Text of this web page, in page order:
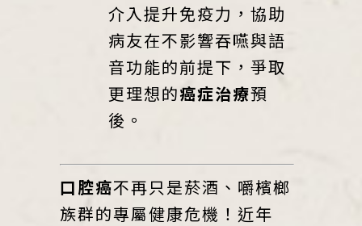
介入提升免疫力，協助
病友在不影響吞嚥與語
音功能的前提下，爭取
更理想的癌症治療預
後。
口腔癌不再只是菸酒、嚼檳榔
族群的專屬健康危機！近年